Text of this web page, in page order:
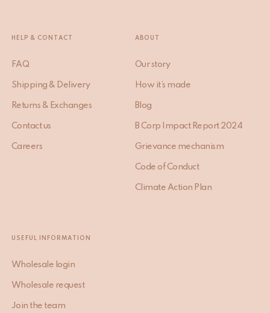
HELP & CONTACT
FAQ
Shipping & Delivery
Returns & Exchanges
Contact us
Careers
ABOUT
Our story
How it’s made
Blog
B Corp Impact Report 2024
Grievance mechanism
Code of Conduct
Climate Action Plan
USEFUL INFORMATION
Wholesale login
Wholesale request
Join the team